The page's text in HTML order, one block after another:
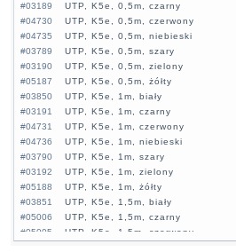
#03189
UTP, K5e, 0,5m, czarny
#04730
UTP, K5e, 0,5m, czerwony
#04735
UTP, K5e, 0,5m, niebieski
#03789
UTP, K5e, 0,5m, szary
#03190
UTP, K5e, 0,5m, zielony
#05187
UTP, K5e, 0,5m, żółty
#03850
UTP, K5e, 1m, biały
#03191
UTP, K5e, 1m, czarny
#04731
UTP, K5e, 1m, czerwony
#04736
UTP, K5e, 1m, niebieski
#03790
UTP, K5e, 1m, szary
#03192
UTP, K5e, 1m, zielony
#05188
UTP, K5e, 1m, żółty
#03851
UTP, K5e, 1,5m, biały
#05006
UTP, K5e, 1,5m, czarny
#05005
UTP, K5e, 1,5m, czerwony